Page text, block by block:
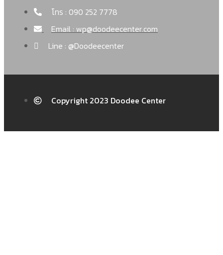
โทร : 090 252 7778
Email : wp@doodeecenter.com
Line : @Doodeecenter
Copyright 2023 Doodee Center